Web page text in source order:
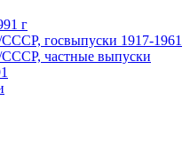
г
госвыпуски 1917-1961
частные выпуски